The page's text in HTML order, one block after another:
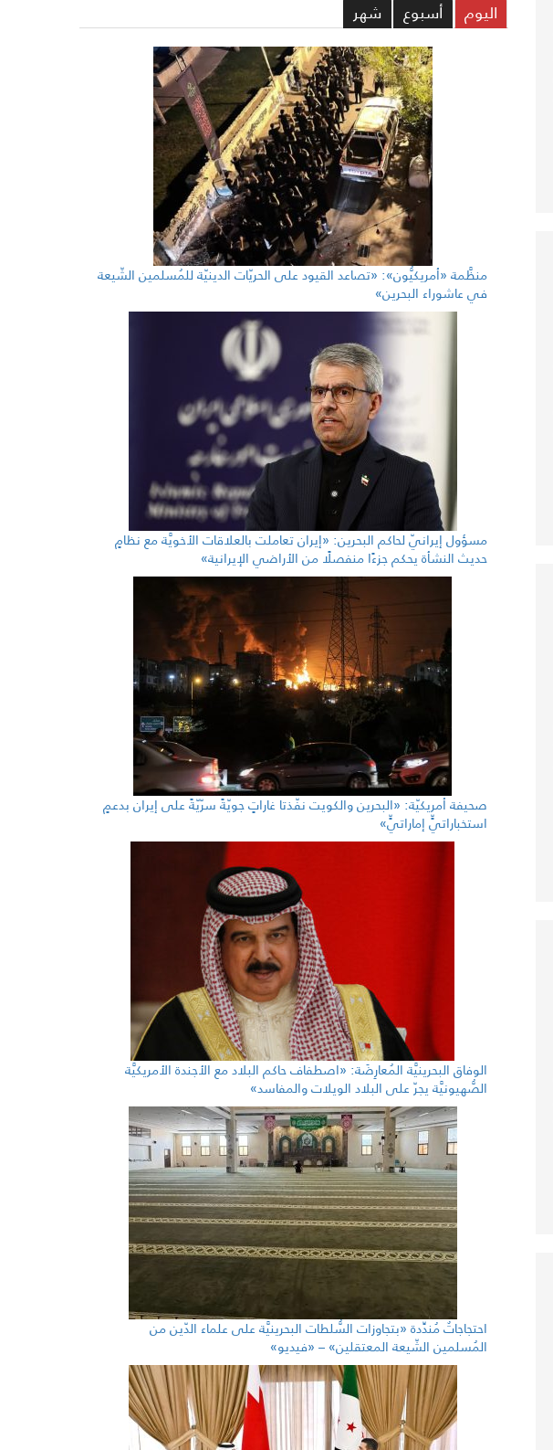
اليوم
أسبوع شهر
منظَّمة «أمريكيُّون»: «تصاعد القيود على الحريّات الدينيّة للمُسلمين الشّيعة
في عاشوراء البحرين»
مسؤول إيرانيّ لحاكم البحرين: «إيران تعاملت بالعلاقات الأخويَّة مع نظامٍ
حديث النشأة يحكم جزءًا منفصلًا من الأراضي الإيرانية»
صحيفة أمريكيّة: «البحرين والكويت نفّذتا غاراتٍ جويّةً سرّيّةً على إيران بدعمٍ
استخباراتيٍّ إماراتيٍّ»
الوفاق البحرينيَّة المُعارِضَة: «اصطفاف حاكم البلاد مع الأجندة الأمريكيَّة
الصُّهيونيَّة يجرّ على البلاد الويلات والمفاسد»
احتجاجاتٌ مُندِّدة «بتجاوزات السُّلطات البحرينيَّة على علماء الدّين من
المُسلمين الشّيعة المعتقلين» – «فيديو»